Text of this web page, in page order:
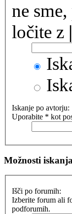
ne sme,
ločite z |
Iskanje po avtorju:
Uporabite * kot
Možnosti iskanja
Išči po forumih:
Izberite forum ali
podforumih.